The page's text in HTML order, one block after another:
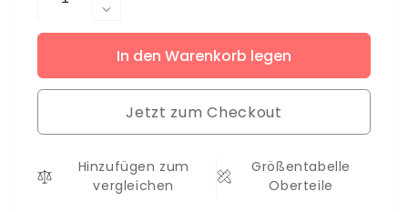
die
Menge
für
Shirt
Sila
Verringere
die
Menge
für
T-
Shirt
Sila
In den Warenkorb legen
Jetzt zum Checkout
Hinzufügen zum
vergleichen
Größentabelle
Oberteile